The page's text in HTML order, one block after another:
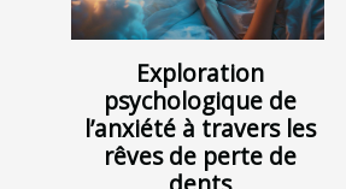
Exploration
psychologique de
l’anxiété à travers les
rêves de perte de